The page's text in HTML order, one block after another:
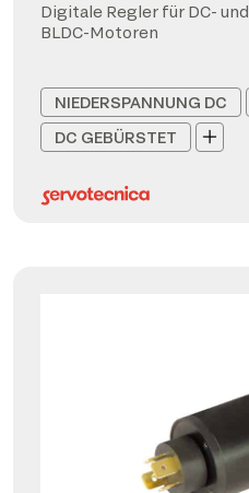
Digitale Regler für DC- und
BLDC-Motoren
NIEDERSPANNUNG DC
DC GEBÜRSTET